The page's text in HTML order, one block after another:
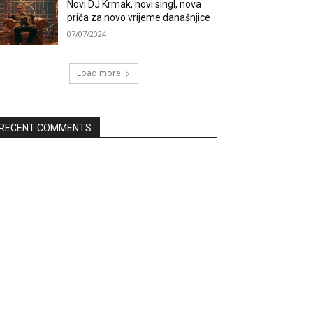
Novi DJ Krmak, novi singl, nova
priča za novo vrijeme današnjice
07/07/2024
Load more
COMMENTS